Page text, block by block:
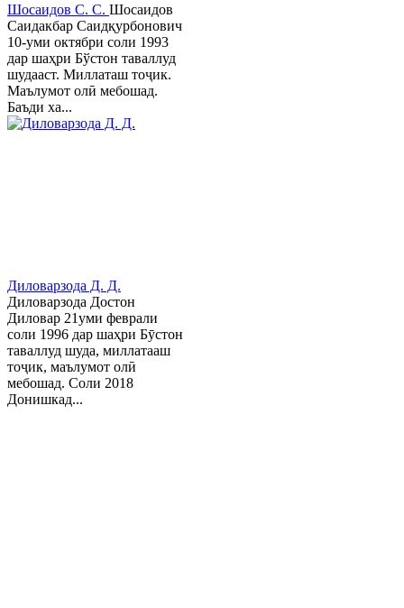
Шосаидов С. С. Шосаидов
Саидакбар Саидқурбонович
10-уми октябри соли 1993
дар шаҳри Бўстон таваллуд
шудааст. Миллаташ тоҷик.
Маълумот олӣ мебошад.
Баъди ха...
Диловарзода Д. Д.
Диловарзода Достон
Диловар 21уми феврали
соли 1996 дар шаҳри Бӯстон
таваллуд шуда, миллатааш
тоҷик, маълумот олӣ
мебошад. Соли 2018
Донишкад...